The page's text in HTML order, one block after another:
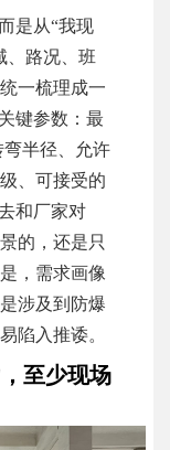
是从“我现
、路况、班
一梳理成一
键参数：最
半径、允许
、可接受的
和厂家对
的，还是只
，需求画像
涉及到防爆
陷入推诿。
至少现场